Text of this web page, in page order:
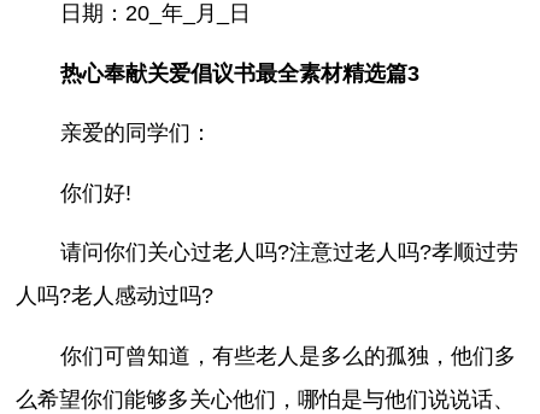
日期：20_年_月_日
热心奉献关爱倡议书最全素材精选篇3
亲爱的同学们：
你们好!
请问你们关心过老人吗?注意过老人吗?孝顺过劳
人吗?老人感动过吗?
你们可曾知道，有些老人是多么的孤独，他们多
么希望你们能够多关心他们，哪怕是与他们说说话、